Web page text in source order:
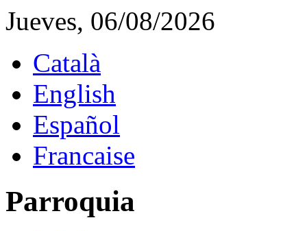
Jueves, 06/08/2026
Català
English
Español
Francaise
Parroquia